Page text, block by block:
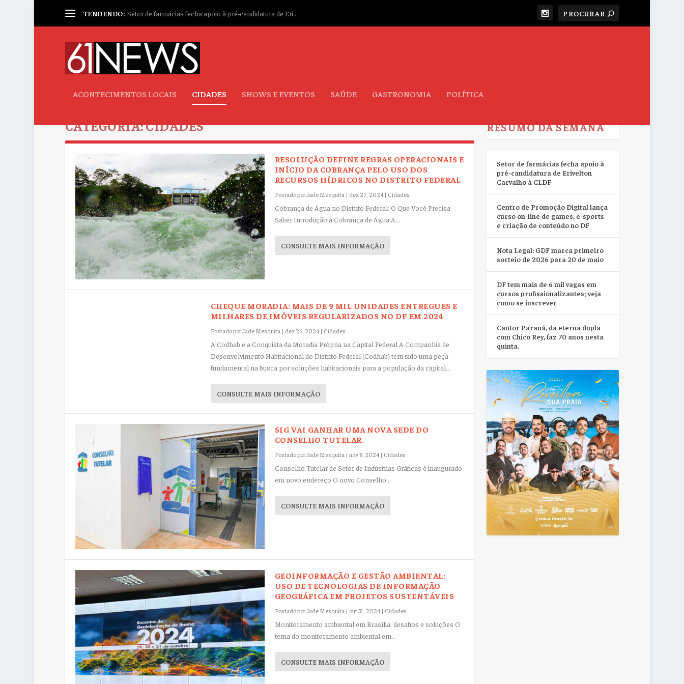
TENDENDO: Setor de farmácias fecha apoio à pré-candidatura de Eri...
ACONTECIMENTOS LOCAIS CIDADES SHOWS E EVENTOS SAÚDE GASTRONOMIA POLÍTICA
CATEGORIA:CIDADES
RESOLUÇÃO DEFINE REGRAS OPERACIONAIS E
INÍCIO DA COBRANÇA PELO USO DOS
RECURSOS HÍDRICOS NO DISTRITO FEDERAL
Postado porJade Mesquita | dez 27, 2024| Cidades
Cobrança de Água no Distrito Federal: O Que Você Precisa
Saber Introdução à Cobrança de Água A...
CONSULTE MAIS INFORMAÇÃO
CHEQUE MORADIA: MAIS DE 9 MIL UNIDADES ENTREGUES E
MILHARES DE IMÓVEIS REGULARIZADOS NO DF EM 2024
Postado porJade Mesquita| dez 26, 2024| Cidades
A Codhab e a Conquista da Moradia Própria na Capital Federal A Companhia de
Desenvolvimento Habitacional do Distrito Federal (Codhab) tem sido uma peça
fundamental na busca por soluções habitacionais para a população da capital...
CONSULTE MAIS INFORMAÇÃO
SIG VAI GANHAR UMA NOVA SEDE DO
CONSELHO TUTELAR.
Postado porJade Mesquita| nov 8, 2024| Cidades
Conselho Tutelar de Setor de Indústrias Gráficas é inaugurado
em novo endereço O novo Conselho...
CONSULTE MAIS INFORMAÇÃO
GEOINFORMAÇÃO E GESTÃO AMBIENTAL:
USO DE TECNOLOGIAS DE INFORMAÇÃO
GEOGRÁFICA EM PROJETOS SUSTENTÁVEIS
Postado porJade Mesquita| out 31, 2024| Cidades
Monitoramento ambiental em Brasília: desafios e soluções O
tema do monitoramento ambiental em...
CONSULTE MAIS INFORMAÇÃO
RESUMO DA SEMANA
Setor de farmácias fecha apoio à
pré-candidatura de Erivelton
Carvalho à CLDF
Centro de Promoção Digital lança
curso on-line de games, e-sports
e criação de conteúdo no DF
Nota Legal: GDF marca primeiro
sorteio de 2026 para 20 de maio
DF tem mais de 6 mil vagas em
cursos profissionalizantes; veja
como se inscrever
Cantor Paraná, da eterna dupla
com Chico Rey, faz 70 anos nesta
quinta.